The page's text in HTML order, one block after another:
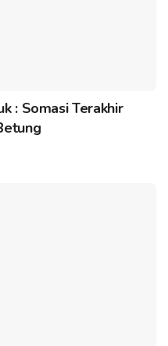
: Somasi Terakhir